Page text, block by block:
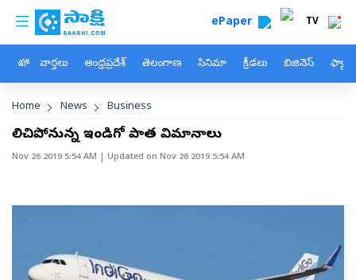
Skip to main content
custom menu ePaper TV
హోం వార్తలు ఆంధ్రప్రదేశ్ తెలంగాణ సినిమా క్రీడలు బిజినెస్
Breadcrumb
Home News Business
నిలిచిపోనున్న ఇండిగో పాత విమానాలు
Nov 26 2019 5:54 AM | Updated on Nov 26 2019 5:54 AM